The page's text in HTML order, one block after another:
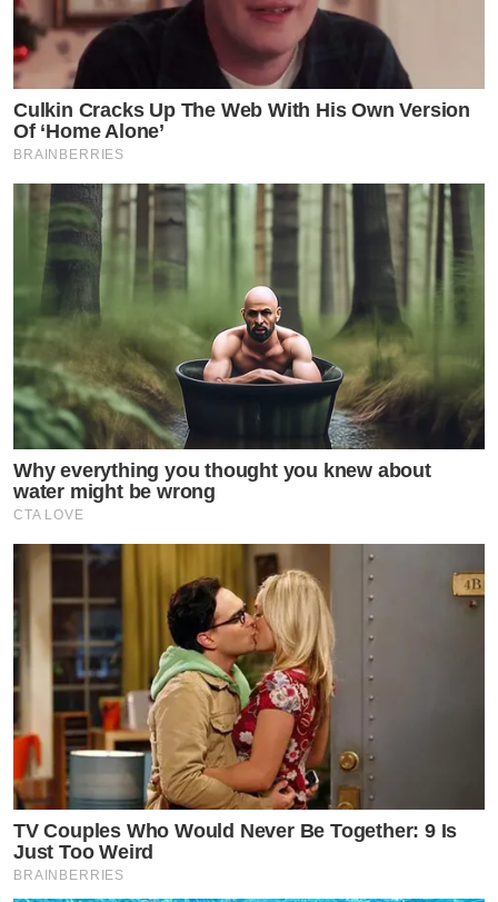
Culkin Cracks Up The Web With His Own Version
Of ‘Home Alone’
BRAINBERRIES
Why everything you thought you knew about
water might be wrong
CTA LOVE
TV Couples Who Would Never Be Together: 9 Is
Just Too Weird
BRAINBERRIES